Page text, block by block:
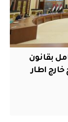
التعامل بقانون
اطار